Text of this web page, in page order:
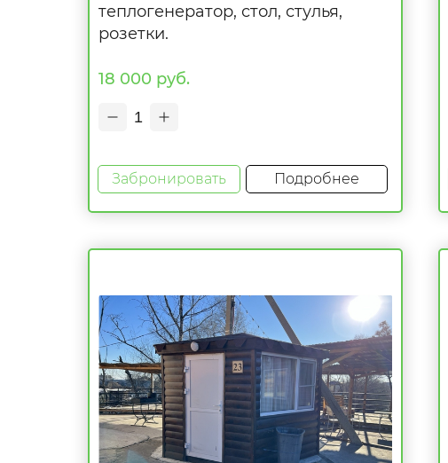
теплогенератор, стол, стулья,
розетки.
18 000 руб.
1
Забронировать Подробнее